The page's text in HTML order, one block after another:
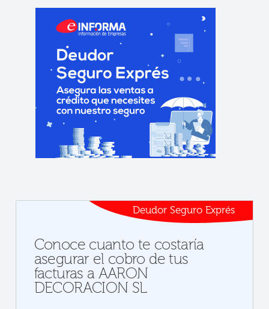
Deudor Seguro Exprés
Conoce cuanto te costaría
asegurar el cobro de tus
facturas a AARON
DECORACION SL